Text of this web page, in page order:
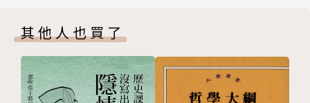
．路過木乃伊要記得打招呼，有禮貌地問他今天過得如
何
．不要觸碰夜之女王浮雕，如果你在它附近感到渾身發
涼，盡快遠離
後記
謝詞
註釋
版權頁
其他人也買了